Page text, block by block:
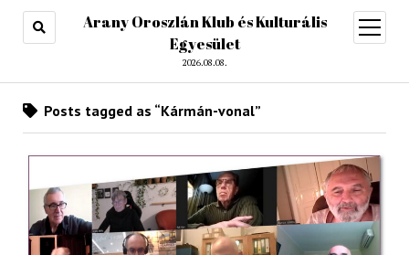
Arany Oroszlán Klub és Kulturális
Egyesület
2026.08.08.
open
menu
Posts tagged as “Kármán-vonal”